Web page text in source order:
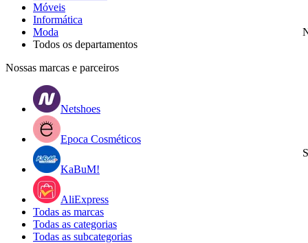
Móveis
Informática
Moda
Todos os departamentos
Nossas marcas e parceiros
Netshoes
Epoca Cosméticos
KaBuM!
AliExpress
Todas as marcas
Todas as categorias
Todas as subcategorias